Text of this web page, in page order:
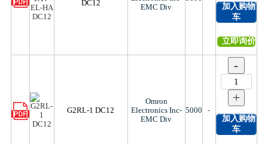
DC12
EMC Div
加入购物
车
立即询价
G2RL-1 DC12
Omron
Electronics Inc-
EMC Div
5000 -
-
+
加入购物
车